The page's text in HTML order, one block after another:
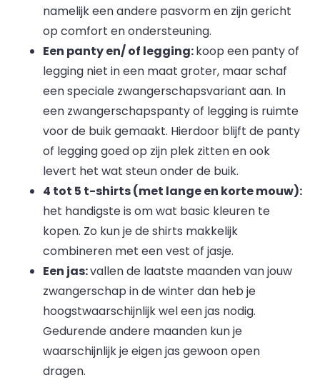
namelijk een andere pasvorm en zijn gericht
op comfort en ondersteuning.
Een panty en/ of legging:koop een panty of
legging niet in een maat groter, maar schaf
een speciale zwangerschapsvariant aan. In
een zwangerschapspanty of legging is ruimte
voor de buik gemaakt. Hierdoor blijft de panty
of legging goed op zijn plek zitten en ook
levert het wat steun onder de buik.
4 tot 5 t-shirts (met lange en korte mouw):
het handigste is om wat basic kleuren te
kopen. Zo kun je de shirts makkelijk
combineren met een vest of jasje.
Een jas:vallen de laatste maanden van jouw
zwangerschap in de winter dan heb je
hoogstwaarschijnlijk wel een jas nodig.
Gedurende andere maanden kun je
waarschijnlijk je eigen jas gewoon open
dragen.